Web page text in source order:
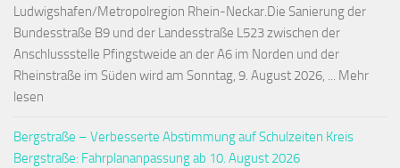
Ludwigshafen/Metropolregion Rhein-Neckar.Die Sanierung der
Bundesstraße B9 und der Landesstraße L523 zwischen der
Anschlussstelle Pfingstweide an der A6 im Norden und der
Rheinstraße im Süden wird am Sonntag, 9. August 2026, ... Mehr
lesen
Bergstraße – Verbesserte Abstimmung auf Schulzeiten Kreis
Bergstraße: Fahrplananpassung ab 10. August 2026